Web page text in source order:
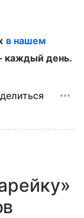
в нашем
каждый день.